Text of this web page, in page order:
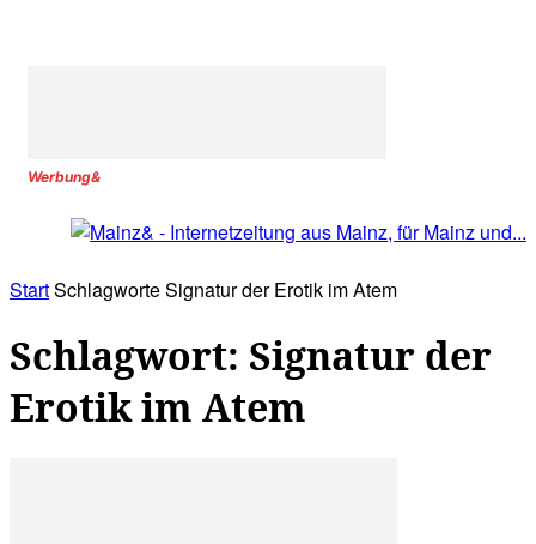
Werbung&
StartSchlagworteSignatur der Erotik im Atem
Schlagwort: Signatur der
Erotik im Atem